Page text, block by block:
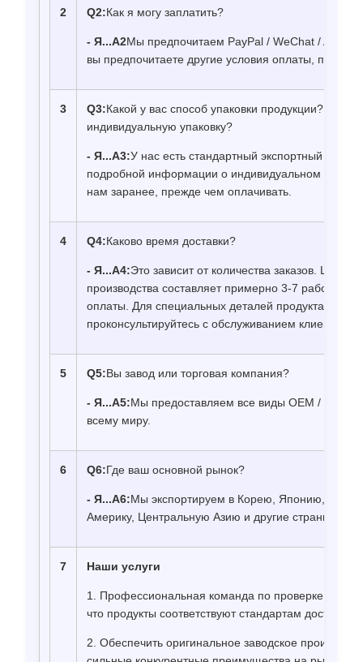
2 Q2:Как я могу заплатить?
- Я...А2Мы предпочитаем PayPal / WeChat / Alipay /
вы предпочитаете другие условия оплаты,
3 Q3:Какой у вас способ упаковки продукции? Могу
индивидуальную упаковку?
- Я...А3:У нас есть стандартный экспортный
подробной информации о индивидуальном
нам заранее, прежде чем оплачивать.
4 Q4:Каково время доставки?
- Я...А4:Это зависит от количества заказов. Цикл
производства составляет примерно 3-7 рабочих
оплаты. Для специальных деталей продукта,
проконсультируйтесь с обслуживанием клиентов.
5 Q5:Вы завод или торговая компания?
- Я...А5:Мы предоставляем все виды OEM / ODM
всему миру.
6 Q6:Где ваш основной рынок?
- Я...А6:Мы экспортируем в Корею, Японию, Юго-
Америку, Центральную Азию и другие страны.
7 Наши услуги
1. Профессиональная команда по проверке
что продукты соответствуют стандартам доставки
2. Обеспечить оригинальное заводское